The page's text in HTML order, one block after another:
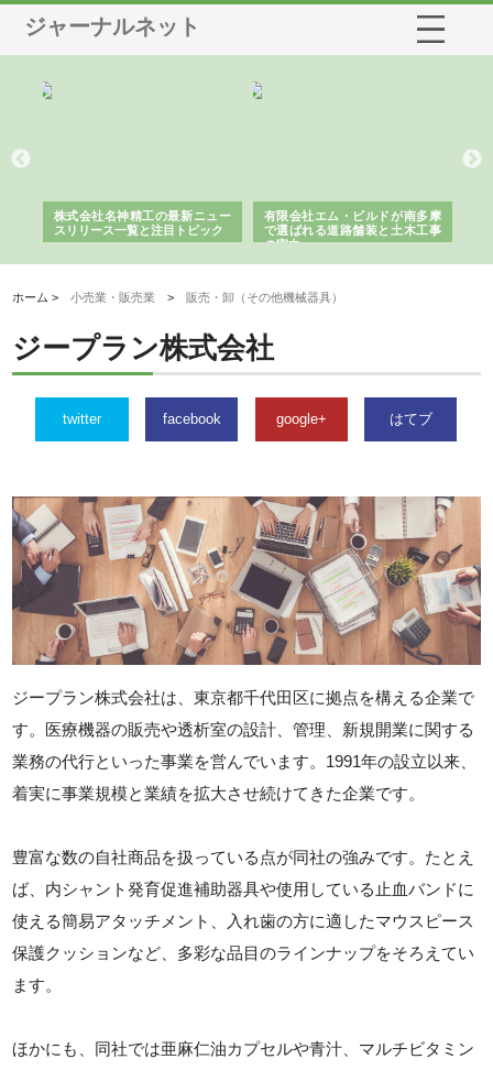
ジャーナルネット
株式会社名神精工の最新ニュー
スリリース一覧と注目トピック
有限会社エム・ビルドが南多摩
で選ばれる道路舗装と土木工事
の実力
ホーム >小売業・販売業 > 販売・卸（その他機械器具）
ジープラン株式会社
twitter facebook google+ はてブ
ジープラン株式会社は、東京都千代田区に拠点を構える企業で
す。医療機器の販売や透析室の設計、管理、新規開業に関する
業務の代行といった事業を営んでいます。1991年の設立以来、
着実に事業規模と業績を拡大させ続けてきた企業です。
豊富な数の自社商品を扱っている点が同社の強みです。たとえ
ば、内シャント発育促進補助器具や使用している止血バンドに
使える簡易アタッチメント、入れ歯の方に適したマウスピース
保護クッションなど、多彩な品目のラインナップをそろえてい
ます。
ほかにも、同社では亜麻仁油カプセルや青汁、マルチビタミン